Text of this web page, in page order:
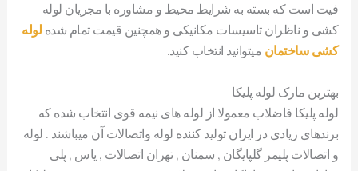
فیت است که بسته به شرایط محیط و مشاوره با مجریان لوله
کشی و ناظران تاسیسات مکانیکی و همچنین قیمت تمام شده لوله
کشی ساختمان میتوانید انتخاب کنید.
بهترین مارک لوله پلیکا
لوله پلیکا فاضلاب معمولا از لوله های نیمه قوی انتخاب شده که
برندهای زیادی در ایران تولید کننده لوله واتصالات آن میباشند . لوله
و اتصالات پلیمر گلپایگان , سمنان , تهران اتصالات , یاس , پلی